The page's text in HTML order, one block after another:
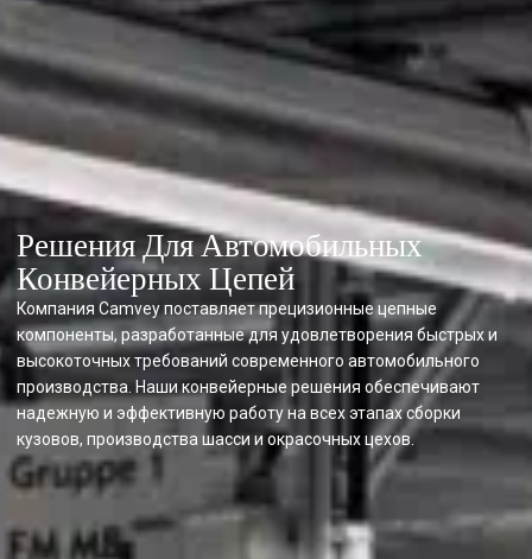
Решения Для Автомобильных
Конвейерных Цепей
Компания Camvey поставляет прецизионные цепные
компоненты, разработанные для удовлетворения быстрых и
высокоточных требований современного автомобильного
производства. Наши конвейерные решения обеспечивают
надежную и эффективную работу на всех этапах сборки
кузовов, производства шасси и окрасочных цехов.